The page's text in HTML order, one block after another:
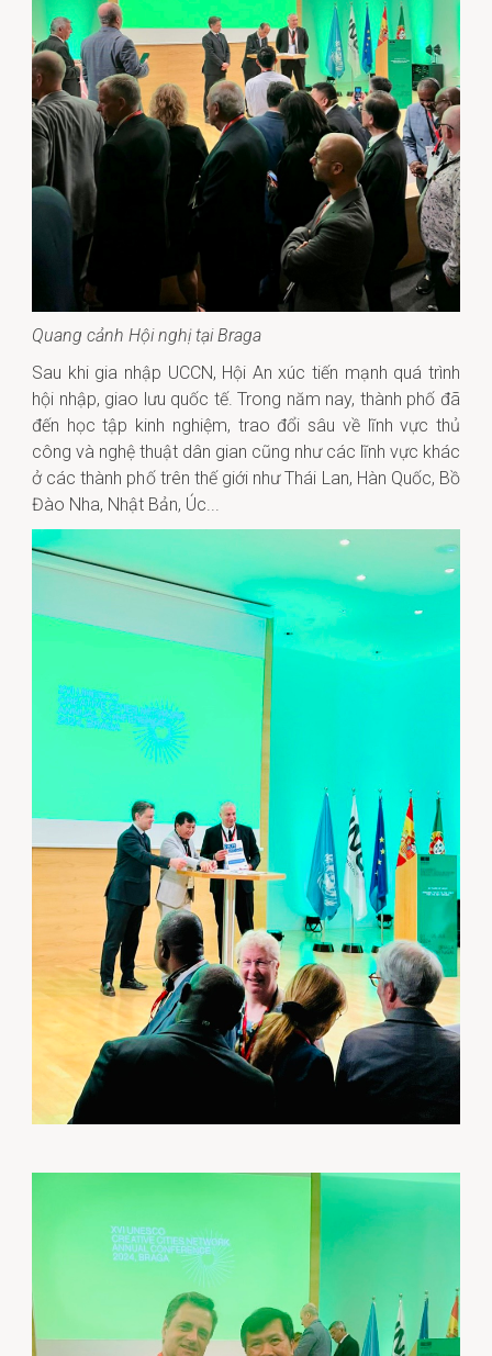
Quang cảnh Hội nghị tại Braga
Sau khi gia nhập UCCN, Hội An xúc tiến mạnh quá trình
hội nhập, giao lưu quốc tế. Trong năm nay, thành phố đã
đến học tập kinh nghiệm, trao đổi sâu về lĩnh vực thủ
công và nghệ thuật dân gian cũng như các lĩnh vực khác
ở các thành phố trên thế giới như Thái Lan, Hàn Quốc, Bồ
Đào Nha, Nhật Bản, Úc...